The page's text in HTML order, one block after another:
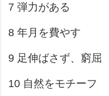
7 弾力がある
8 年月を費やす
9 足伸ばさず、窮屈
10 自然をモチーフ